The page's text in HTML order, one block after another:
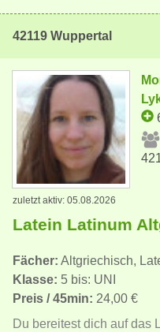
42119 Wuppertal
zuletzt aktiv: 05.08.2026
Latein Latinum
Fächer: Altgriechisch,
Klasse: 5 bis: UNI
Preis / 45min: 24,00 €
Du bereitest dich auf das